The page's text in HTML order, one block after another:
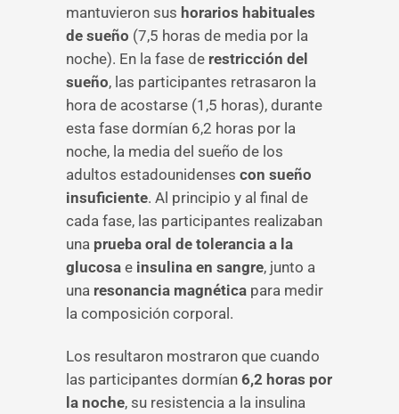
mantuvieron sus horarios habituales
de sueño (7,5 horas de media por la
noche). En la fase de restricción del
sueño, las participantes retrasaron la
hora de acostarse (1,5 horas), durante
esta fase dormían 6,2 horas por la
noche, la media del sueño de los
adultos estadounidenses con sueño
insuficiente. Al principio y al final de
cada fase, las participantes realizaban
una prueba oral de tolerancia a la
glucosa e insulina en sangre, junto a
una resonancia magnética para medir
la composición corporal.
Los resultaron mostraron que cuando
las participantes dormían 6,2 horas por
la noche, su resistencia a la insulina